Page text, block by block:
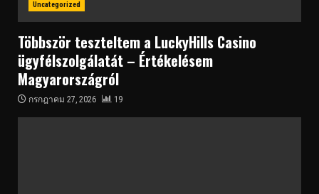
Uncategorized
Többször teszteltem a LuckyHills Casino
ügyfélszolgálatát – Értékelésem
Magyarországról
กรกฎาคม 27, 2026 19